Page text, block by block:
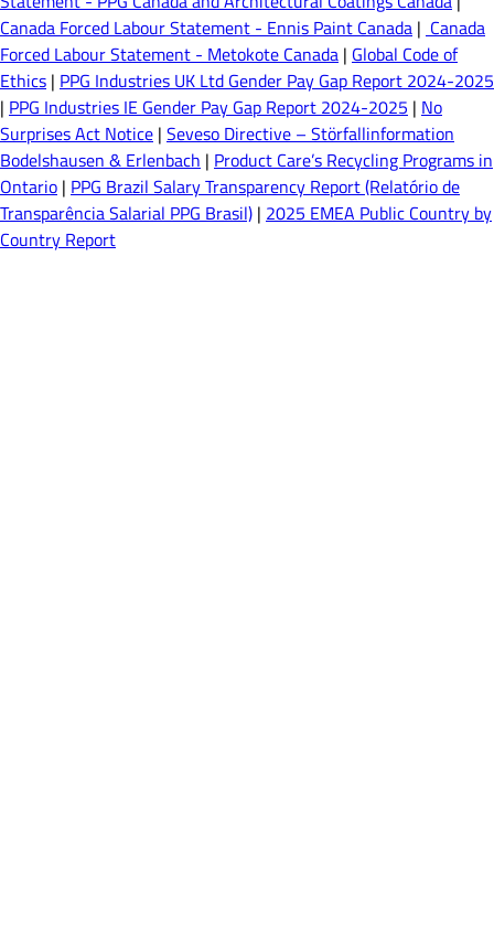
Canada Forced Labour Statement - Ennis Paint Canada | Canada
Forced Labour Statement - Metokote Canada | Global Code of
Ethics | PPG Industries UK Ltd Gender Pay Gap Report 2024-2025
| PPG Industries IE Gender Pay Gap Report 2024-2025 | No
Surprises Act Notice | Seveso Directive – Störfallinformation
Bodelshausen & Erlenbach | Product Care’s Recycling Programs in
Ontario | PPG Brazil Salary Transparency Report (Relatório de
Transparência Salarial PPG Brasil) | 2025 EMEA Public Country by
Country Report